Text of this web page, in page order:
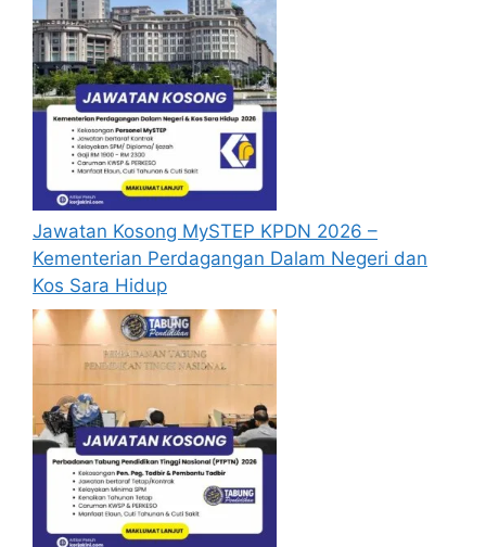
Permohonan jawatan kosong diatas
hendaklah melalui portal rasmi di
https://myfuturejobs.gov.my/
pautanMohon Jawatan
disediakan dibawah. Untuk pemohon kali
pertama, anda perlu mendaftar akaun
baru terlebih dahulu.
Calon dikehendaki menghantar resume
yang lengkap (kelayakan akademik,
pengalaman kerja, gaji semasa dan gaji
yang dipohon, gambar berukuran
passport serta salinan sijil-sijil berkaitan)
Ke alamat yang diberi untuk membuat
permohonan.
Pemohon yang telah mendaftar dan
memohon jawatan yang disenaraikan
tidak perlu lagi memohon semula
sekiranya tempoh permohonan masih
sah.
Sebelum membuat permohonan sila
Jawatan Kosong MySTEP KPDN 2026 –
Kementerian Perdagangan Dalam Negeri dan
Kos Sara Hidup